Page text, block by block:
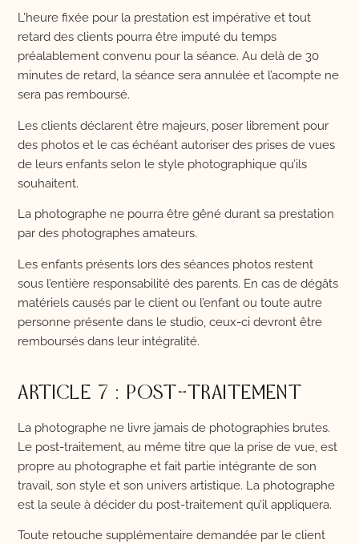
L’heure fixée pour la prestation est impérative et tout
retard des clients pourra être imputé du temps
préalablement convenu pour la séance. Au delà de 30
minutes de retard, la séance sera annulée et l’acompte ne
sera pas remboursé.
Les clients déclarent être majeurs, poser librement pour
des photos et le cas échéant autoriser des prises de vues
de leurs enfants selon le style photographique qu’ils
souhaitent.
La photographe ne pourra être gêné durant sa prestation
par des photographes amateurs.
Les enfants présents lors des séances photos restent
sous l’entière responsabilité des parents. En cas de dégâts
matériels causés par le client ou l’enfant ou toute autre
personne présente dans le studio, ceux-ci devront être
remboursés dans leur intégralité.
ARTICLE 7 : POST-TRAITEMENT
La photographe ne livre jamais de photographies brutes.
Le post-traitement, au même titre que la prise de vue, est
propre au photographe et fait partie intégrante de son
travail, son style et son univers artistique. La photographe
est la seule à décider du post-traitement qu’il appliquera.
Toute retouche supplémentaire demandée par le client